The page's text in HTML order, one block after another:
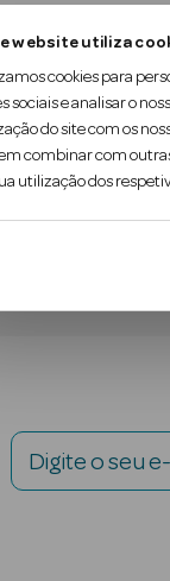
website utiliza
cookies para
sociais e analisar o
do site com os
combinar com
utilização dos
aos
Digite o seu